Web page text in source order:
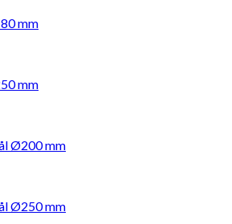
mm
mm
Ø200 mm
Ø250 mm